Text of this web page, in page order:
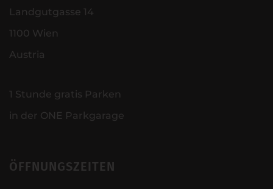
Landgutgasse 14
1100 Wien
Austria
1 Stunde gratis Parken
in der ONE Parkgarage
ÖFFNUNGSZEITEN